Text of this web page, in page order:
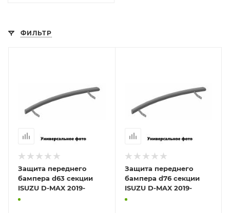
ФИЛЬТР
Защита переднего
бампера d63 секции
ISUZU D-MAX 2019-
Защита переднего
бампера d76 секции
ISUZU D-MAX 2019-